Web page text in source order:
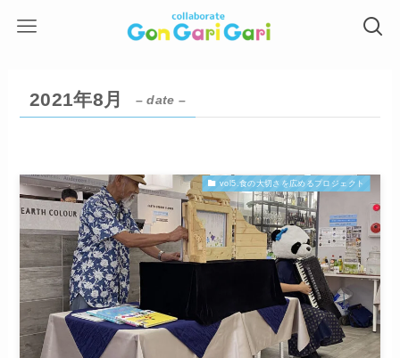
2021年8月 – date –
vol5.食の大切さを広めるプロジェクト